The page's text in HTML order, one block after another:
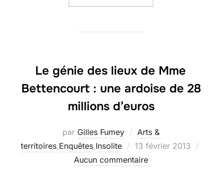
Le génie des lieux de Mme
Bettencourt : une ardoise de 28
millions d’euros
par Gilles Fumey
Arts &
territoires,Enquêtes,Insolite
Publié
le
13 février 2013
Aucun commentaire